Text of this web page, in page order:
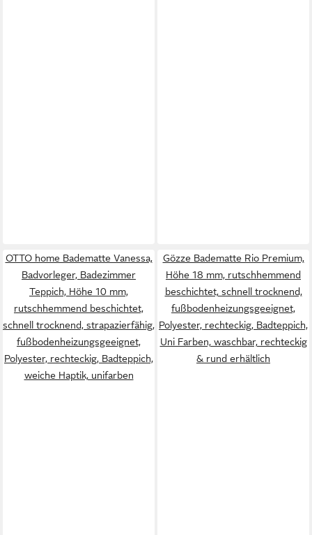
OTTO home Badematte Vanessa,
Badvorleger, Badezimmer
Teppich, Höhe 10 mm,
rutschhemmend beschichtet,
schnell trocknend, strapazierfähig,
fußbodenheizungsgeeignet,
Polyester, rechteckig, Badteppich,
weiche Haptik, unifarben
Gözze Badematte Rio Premium,
Höhe 18 mm, rutschhemmend
beschichtet, schnell trocknend,
fußbodenheizungsgeeignet,
Polyester, rechteckig, Badteppich,
Uni Farben, waschbar, rechteckig
& rund erhältlich